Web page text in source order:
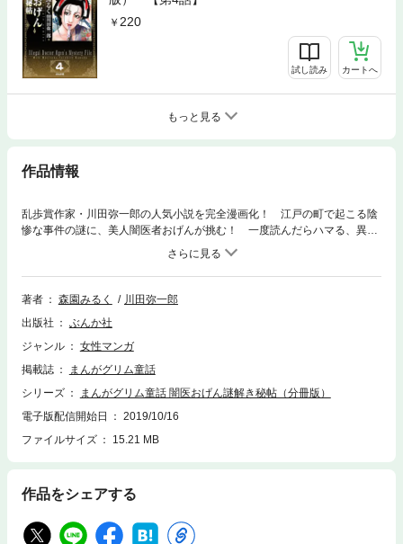
220
試し読み カートへ
もっと見る
作品情報
乱歩賞作家・川田弥一郎の人気小説を完全漫画化！ 江戸の町で起こる陰
惨な事件の謎に、美人闇医者おげんが挑む！ 一度読んだらハマる、異色
著者 森園みるく
川田弥一郎
出版社
ぶんか社
ジャンル
女性マンガ
掲載誌
まんがグリム童話
シリーズ
まんがグリム童話 闇医おげん謎解き秘帖（分冊版）
電子版配信開始日
2019/10/16
ファイルサイズ
15.21 MB
作品をシェアする